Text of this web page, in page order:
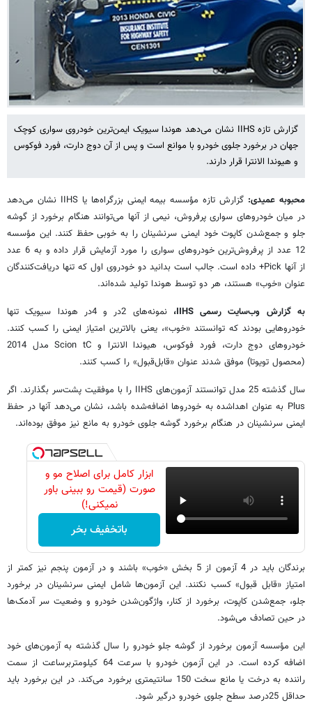
گزارش تازه IIHS نشان می‌دهد هوندا سیویک ایمن‌ترین خودروی سواری کوچک
جهان در برخورد جلوی خودرو با موانع است و پس از آن دوج دارت، فورد فوکوس
و هیوندا الانترا قرار دارند.
محبوبه عمیدی:
گزارش تازه مؤسسه بیمه ایمنی بزرگراه‌ها یا IIHS نشان می‌دهد
در میان خودروهای سواری پرفروش، نیمی از آنها می‌توانند هنگام برخورد از گوشه
جلو و جمع‌شدن کاپوت خود ایمنی سرنشینان را به خوبی حفظ کنند. این مؤسسه
12 عدد از پرفروش‌ترین خودروهای سواری را مورد آزمایش قرار داده و به 6 عدد
از آنها Pick+ داده است. جالب است بدانید دو خودروی اول که تنها دریافت‌کنندگان
عنوان «خوب» هستند، هر دو توسط هوندا تولید شده‌اند.
به گزارش وب‌سایت رسمی IIHS،
نمونه‌های 2در و 4در هوندا سیویک تنها
خودروهایی بودند که توانستند «خوب»، یعنی بالاترین امتیاز ایمنی را کسب کنند.
خودروهای دوج دارت، فورد فوکوس، هیوندا الانترا و Scion tC مدل 2014
(محصول تویوتا) موفق شدند عنوان «قابل‌قبول» را کسب کنند.
سال گذشته 25 مدل توانستند آزمون‌های IIHS را با موفقیت پشت‌سر بگذارند. اگر
Plus به عنوان اهداشده به خودروها اضافه‌شده باشد، نشان می‌دهد آنها در حفظ
ایمنی سرنشینان در هنگام برخورد گوشه جلوی خودرو به مانع نیز موفق بوده‌اند.
ابزار کامل برای اصلاح مو و
صورت (قیمت رو ببینی باور
نمیکنی!)
باتخفیف بخر
برندگان باید در 4 آزمون از 5 بخش «خوب» باشند و در آزمون پنجم نیز کمتر از
امتیاز «قابل قبول» کسب نکنند. این آزمون‌ها شامل ایمنی سرنشینان در برخورد
جلو، جمع‌شدن کاپوت، برخورد از کنار، واژگون‌شدن خودرو و وضعیت سر آدمک‌ها
در حین تصادف می‌شود.
این مؤسسه آزمون برخورد از گوشه جلو خودرو را سال گذشته به آزمون‌های خود
اضافه کرده است. در این آزمون خودرو با سرعت 64 کیلومتربرساعت از سمت
راننده به درخت یا مانع سخت 150 سانتیمتری برخورد می‌کند. در این برخورد باید
حداقل 25درصد سطح جلوی خودرو درگیر شود.